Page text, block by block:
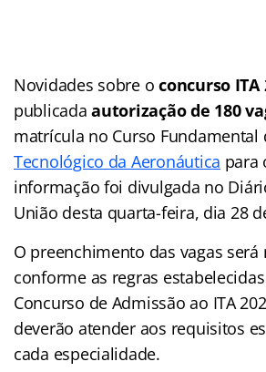
Novidades sobre oconcurso ITA
publicada autorização de 180
matrícula no Curso Fundamental
Tecnológico da Aeronáutica para
informação foi divulgada no
União desta quarta-feira, dia 28
O preenchimento das vagas será
conforme as regras
Concurso de Admissão ao ITA
deverão atender aos requisitos
cada especialidade.